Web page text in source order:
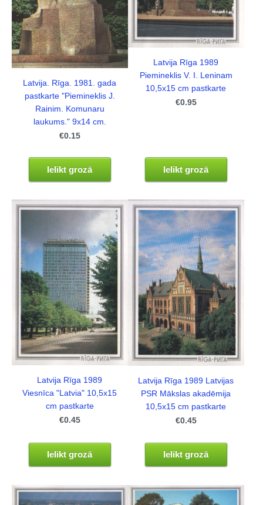
Latvija. Rīga. 1981. gada
pastkarte "Piemineklis J.
Rainim. Komunaru
laukums." 9x14 cm.
€0.15
Ielikt grozā
Latvija Rīga 1989
Piemineklis V. I. Leninam
10,5x15 cm pastkarte
€0.95
Ielikt grozā
Latvija Rīga 1989
Viesnīca "Latvia" 10,5x15
cm pastkarte
€0.45
Ielikt grozā
Latvija Rīga 1989 Latvijas
PSR Mākslas akadēmija
10,5x15 cm pastkarte
€0.45
Ielikt grozā